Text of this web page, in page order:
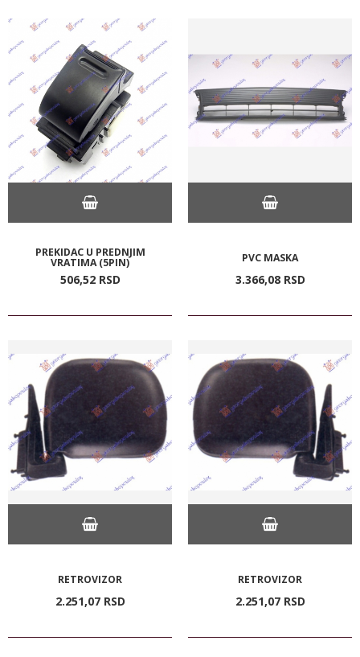
PREKIDAC U PREDNJIM
VRATIMA (5PIN)
506,52 RSD
PVC MASKA
3.366,08 RSD
RETROVIZOR
2.251,07 RSD
RETROVIZOR
2.251,07 RSD